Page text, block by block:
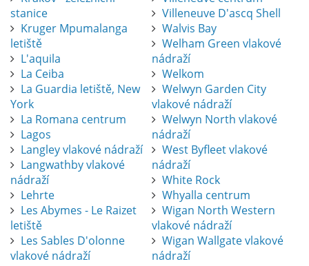
stanice
Kruger Mpumalanga
letiště
L'aquila
La Ceiba
La Guardia letiště, New
York
La Romana centrum
Lagos
Langley vlakové nádraží
Langwathby vlakové
nádraží
Lehrte
Les Abymes - Le Raizet
letiště
Les Sables D'olonne
vlakové nádraží
Villeneuve D'ascq Shell
Walvis Bay
Welham Green vlakové
nádraží
Welkom
Welwyn Garden City
vlakové nádraží
Welwyn North vlakové
nádraží
West Byfleet vlakové
nádraží
White Rock
Whyalla centrum
Wigan North Western
vlakové nádraží
Wigan Wallgate vlakové
nádraží